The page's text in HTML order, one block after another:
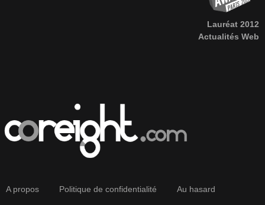
Lauréat 2012
Actualités Web
A propos Politique de confidentialité Au hasard